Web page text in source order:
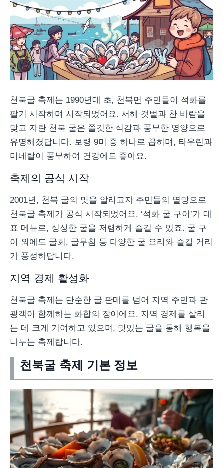
천북굴 축제는 1990년대 초, 천북면 주민들이 석화를
팔기 시작하며 시작되었어요. 서해 갯벌과 찬 바람을
맞고 자란 천북 굴은 쫄깃한 식감과 풍부한 영양으로
유명해졌답니다. 보령 9미 중 하나로 꼽히며, 타우린과
미네랄이 풍부하여 건강에도 좋아요.
축제의 공식 시작
2001년, 천북 굴의 맛을 알리고자 주민들의 열망으로
천북굴 축제가 공식 시작되었어요. ‘석화 굴 구이’가 대
표 메뉴로, 싱싱한 굴을 저렴하게 즐길 수 있죠. 굴 구
이 외에도 굴회, 굴무침 등 다양한 굴 요리와 즐길 거리
가 풍성하답니다.
지역 경제 활성화
천북굴 축제는 단순한 굴 판매를 넘어 지역 주민과 관
광객이 함께하는 화합의 장이에요. 지역 경제를 살리
는 데 크게 기여하고 있으며, 맛있는 굴을 통해 행복을
나누는 축제랍니다.
천북굴 축제 기본 정보